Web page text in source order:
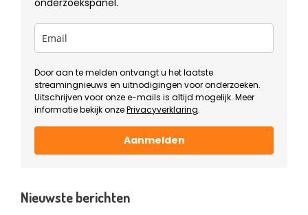
Door aan te melden ontvangt u het laatste
streamingnieuws en uitnodigingen voor onderzoeken.
Uitschrijven voor onze e-mails is altijd mogelijk. Meer
informatie bekijk onzePrivacyverklaring.
Aanmelden
Nieuwste berichten